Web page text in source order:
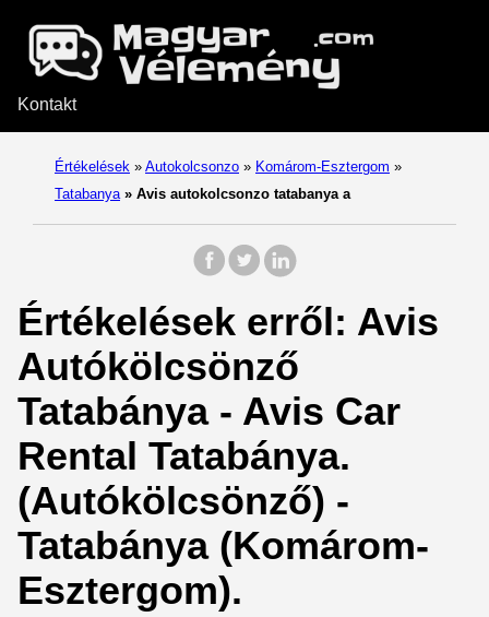
Kontakt
Értékelések » Autokolcsonzo » Komárom-Esztergom »
Tatabanya » Avis autokolcsonzo tatabanya a
Értékelések erről: Avis
Autókölcsönző
Tatabánya - Avis Car
Rental Tatabánya.
(Autókölcsönző) -
Tatabánya (Komárom-
Esztergom).